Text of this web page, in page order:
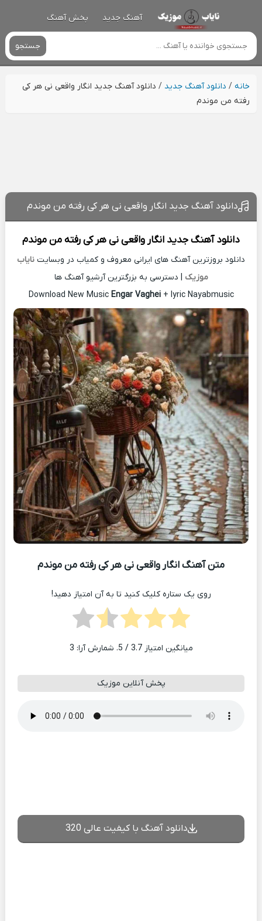
آهنگ جدید پخش آهنگ
جستجو
خانه/ دانلود آهنگ جدید / دانلود آهنگ جدید انگار واقعی نی هر کی
رفته من موندم
دانلود آهنگ جدید انگار واقعی نی هر کی رفته من موندم
دانلود آهنگ جدید انگار واقعی نی هر کی رفته من موندم
دانلود بروزترین آهنگ های ایرانی معروف و کمیاب در وبسایت نایاب
موزیک | دسترسی به بزرگترین آرشیو آهنگ ها
Download New Music Engar Vaghei+ lyric Nayabmusic
متن آهنگ انگار واقعی نی هر کی رفته من موندم
روی یک ستاره کلیک کنید تا به آن امتیاز دهید!
میانگین امتیاز3.7 / 5. شمارش آرا: 3
پخش آنلاین موزیک
دانلود آهنگ با کیفیت عالی 320